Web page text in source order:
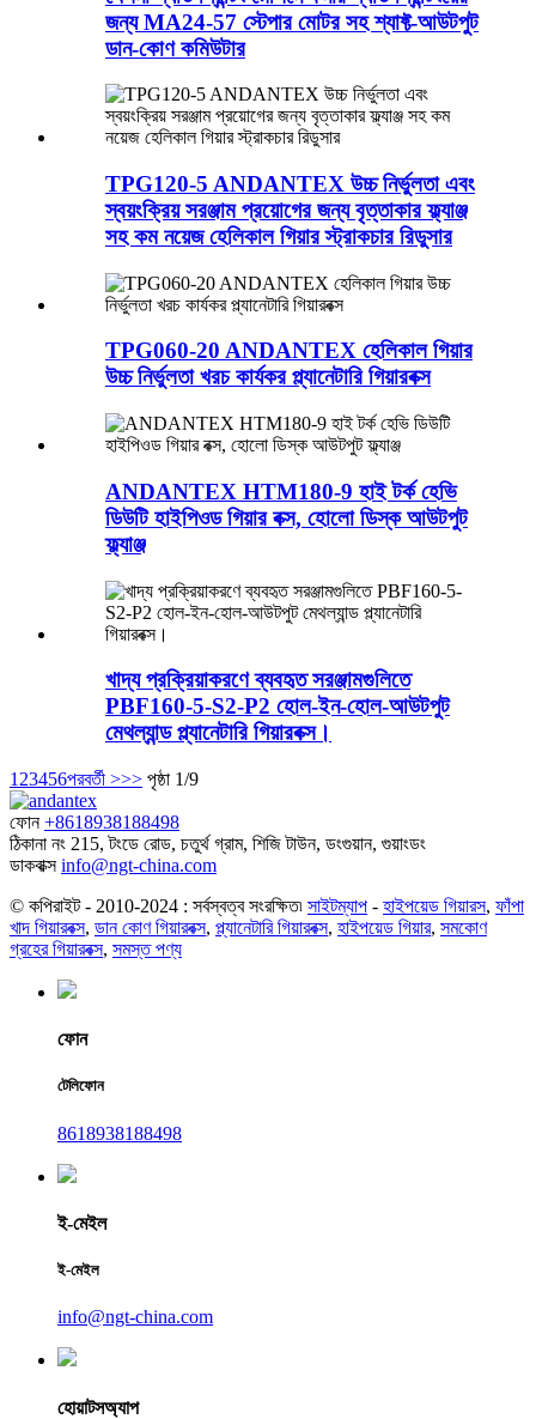
জন্য MA24-57 স্টেপার মোটর সহ শ্যাফ্ট-আউটপুট
ডান-কোণ কমিউটার
TPG120-5 ANDANTEX উচ্চ নির্ভুলতা এবং
স্বয়ংক্রিয় সরঞ্জাম প্রয়োগের জন্য বৃত্তাকার ফ্ল্যাঞ্জ
সহ কম নয়েজ হেলিকাল গিয়ার স্ট্রাকচার রিডুসার
TPG060-20 ANDANTEX হেলিকাল গিয়ার
উচ্চ নির্ভুলতা খরচ কার্যকর প্ল্যানেটারি গিয়ারবক্স
ANDANTEX HTM180-9 হাই টর্ক হেভি
ডিউটি ​​হাইপিওড গিয়ার বক্স, হোলো ডিস্ক আউটপুট
ফ্ল্যাঞ্জ
খাদ্য প্রক্রিয়াকরণে ব্যবহৃত সরঞ্জামগুলিতে
PBF160-5-S2-P2 হোল-ইন-হোল-আউটপুট
মেথল্যান্ড প্ল্যানেটারি গিয়ারবক্স।
1 23456পরবর্তী >>> পৃষ্ঠা 1/9
ফোন +8618938188498
ঠিকানা নং 215, টংডে রোড, চতুর্থ গ্রাম, শিজি টাউন, ডংগুয়ান, গুয়াংডং
ডাকবাক্স info@ngt-china.com
© কপিরাইট - 2010-2024 : সর্বস্বত্ব সংরক্ষিত৷ সাইটম্যাপ - হাইপয়েড গিয়ারস, ফাঁপা
খাদ গিয়ারবক্স, ডান কোণ গিয়ারবক্স, প্ল্যানেটারি গিয়ারবক্স, হাইপয়েড গিয়ার, সমকোণ
গ্রহের গিয়ারবক্স, সমস্ত পণ্য
ফোন
টেলিফোন
8618938188498
ই-মেইল
ই-মেইল
info@ngt-china.com
হোয়াটসঅ্যাপ